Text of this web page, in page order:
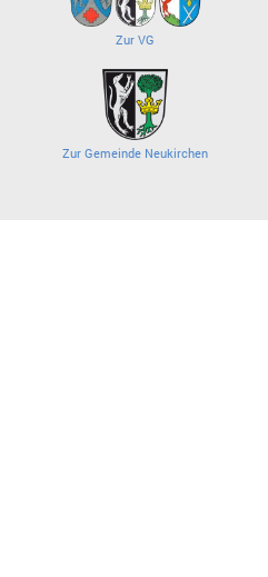
Zur VG
Zur Gemeinde Neukirchen